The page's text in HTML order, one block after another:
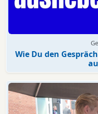
Wie Du den